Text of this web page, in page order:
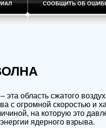
СООБЩИТЬ ОБ
– эта область сжатого
с огромной скоростью и
на которую это
ядерного взрыва.